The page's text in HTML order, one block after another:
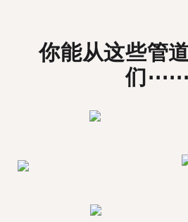
你能从这些管
们⋯⋯